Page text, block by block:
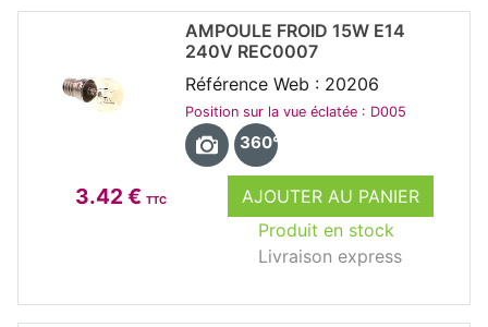
3.42 € TTC
AJOUTER AU PANIER
Produit en stock
Livraison express
AMPOULE FROID 15W E14
240V REC0007
Référence Web : 20206
Position sur la vue éclatée : D005
360°